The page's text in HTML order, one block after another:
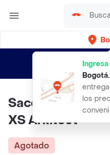
Bogotá.
los
envíos gratis
Saco Tejido
XS Arkitect
Agotado